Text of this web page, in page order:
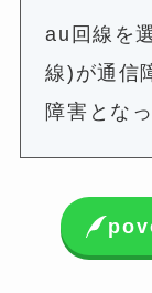
au回線を
線)が通信
障害とな